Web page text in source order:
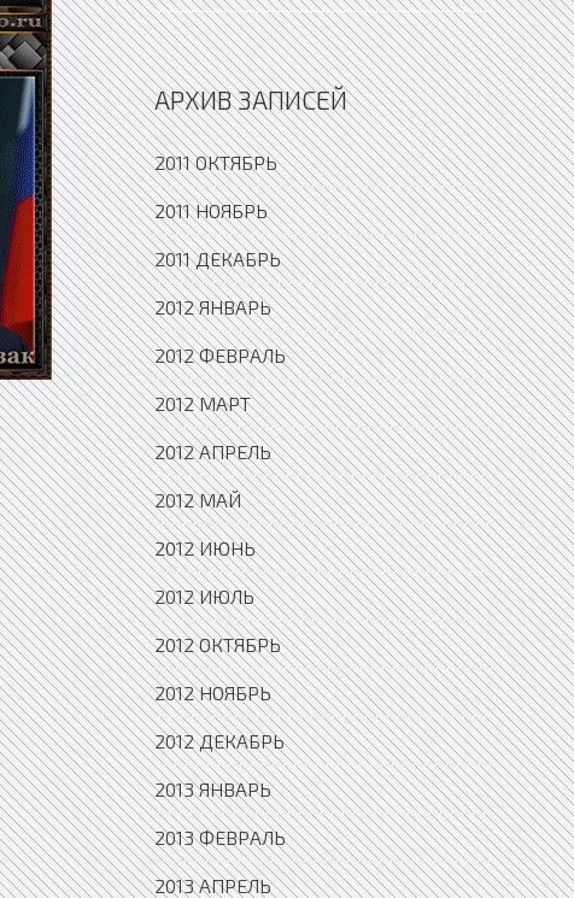
АРХИВ ЗАПИСЕЙ
2011 ОКТЯБРЬ
2011 НОЯБРЬ
2011 ДЕКАБРЬ
2012 ЯНВАРЬ
2012 ФЕВРАЛЬ
2012 МАРТ
2012 АПРЕЛЬ
2012 МАЙ
2012 ИЮНЬ
2012 ИЮЛЬ
2012 ОКТЯБРЬ
2012 НОЯБРЬ
2012 ДЕКАБРЬ
2013 ЯНВАРЬ
2013 ФЕВРАЛЬ
2013 АПРЕЛЬ